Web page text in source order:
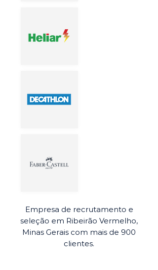
Empresa de recrutamento e
seleção em Ribeirão Vermelho,
Minas Gerais com mais de 900
clientes.